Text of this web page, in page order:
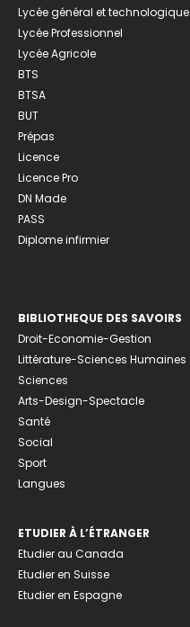
Lycée général et technologique
Lycée Professionnel
Lycée Agricole
BTS
BTSA
BUT
Prépas
Licence
Licence Pro
DN Made
PASS
Diplome infirmier
BIBLIOTHEQUE DES SAVOIRS
Droit-Economie-Gestion
Littérature-Sciences Humaines
Sciences
Arts-Design-Spectacle
Santé
Social
Sport
Langues
ETUDIER À L’ÉTRANGER
Etudier au Canada
Etudier en Suisse
Etudier en Espagne